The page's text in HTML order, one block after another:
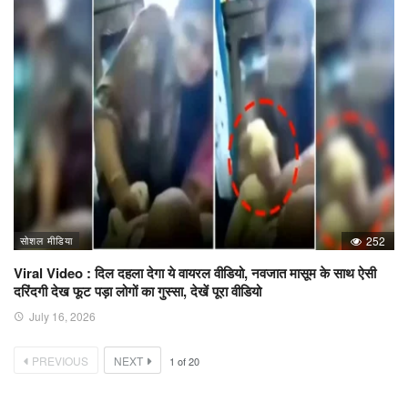
सोशल मीडिया 252
Viral Video : दिल दहला देगा ये वायरल वीडियो, नवजात मासूम के साथ ऐसी
दरिंदगी देख फूट पड़ा लोगों का गुस्सा, देखें पूरा वीडियो
July 16, 2026
PREVIOUS NEXT 1 of20